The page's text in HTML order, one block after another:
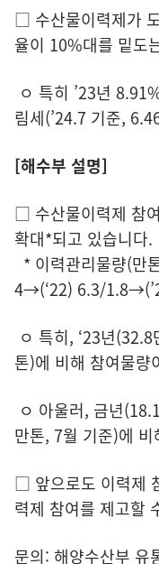
□ 수산물이력제가
율이 10%대를 밑도
ㅇ 특히 ’23년
림세(’24.7 기준,
[해수부 설명]
□ 수산물이력제 참
확대*되고 있습니다.
* 이력관리물량(
4→(‘22) 6.3/
ㅇ 특히, ‘23년
톤)에 비해 참여물량
ㅇ 아울러, 금년
만톤, 7월 기준)에
□ 앞으로도 이력제
력제 참여를 제고할
문의: 해양수산부